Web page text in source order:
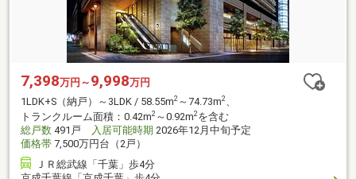
7,398万円～ 9,998万円
1LDK+S（納戸）～3LDK / 58.55m2 ～74.73m2、
トランクルーム面積：0.42m2 ～0.92m2 を含む
総戸数 491戸 入居可能時期 2026年12月中旬予定
価格帯 7,500万円台（2戸）
ＪＲ総武線「千葉」歩4分